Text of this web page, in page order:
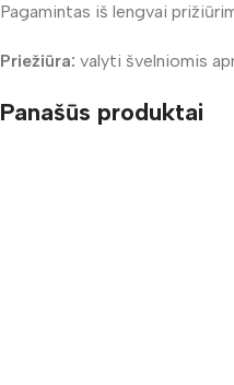
Pagamintas iš lengvai
Priežiūra: valyti švelniomis
Panašūs produktai